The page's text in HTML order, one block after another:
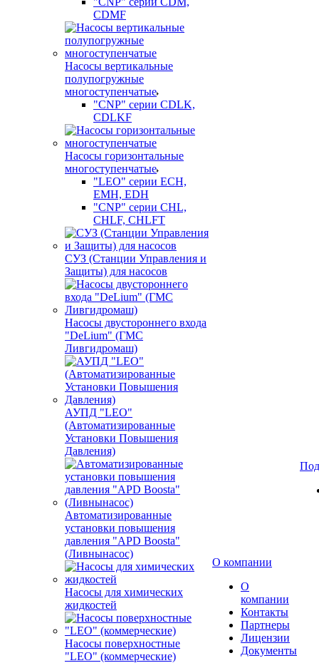
CDMF
Насосы вертикальные
полупогружные
многоступенчатые
"CNP" серии CDLK,
CDLKF
Насосы горизонтальные
многоступенчатые
"LEO" серии ECH,
EMH, EDH
"CNP" серии CHL,
CHLF, CHLFT
СУЗ (Станции Управления и
Защиты) для насосов
Насосы двустороннего входа
"DeLium" (ГМС
Ливгидромаш)
АУПД "LEO"
(Автоматизированные
Установки Повышения
Давления)
Автоматизированные
установки повышения
давления "APD Boosta"
(Ливнынасос)
Насосы для химических
жидкостей
Насосы поверхностные
"LEO" (коммерческие)
О компании
О
компании
Контакты
Партнеры
Лицензии
Документы